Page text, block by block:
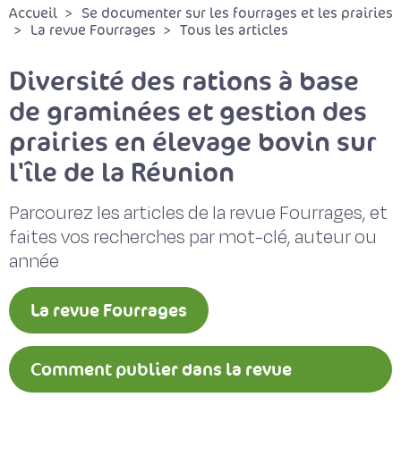
Accueil
Se documenter sur les fourrages et les prairies
La revue Fourrages
Tous les articles
Diversité des rations à base
de graminées et gestion des
prairies en élevage bovin sur
l'île de la Réunion
Parcourez les articles de la revue Fourrages, et
faites vos recherches par mot-clé, auteur ou
année
La revue Fourrages
Comment publier dans la revue